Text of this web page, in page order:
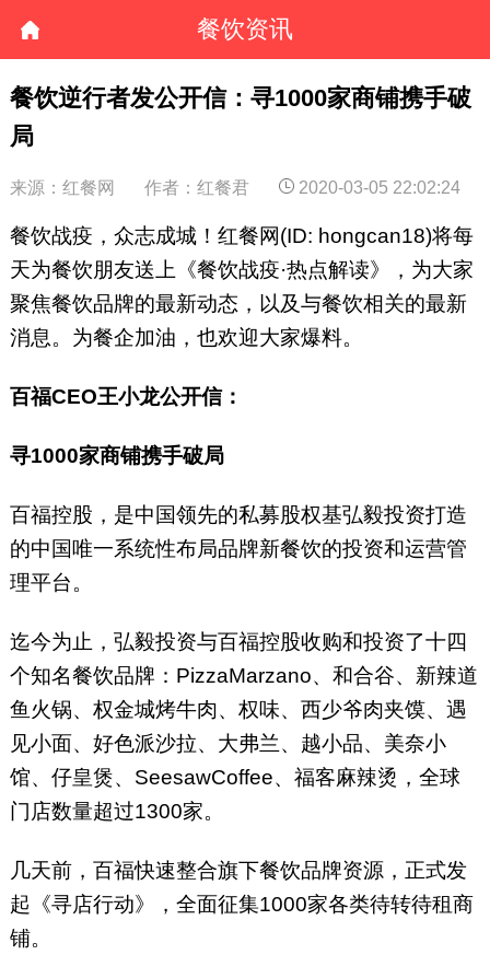
餐饮资讯
餐饮逆行者发公开信：寻1000家商铺携手破
局
来源：红餐网 作者：红餐君 2020-03-05 22:02:24
餐饮战疫，众志成城！红餐网(ID: hongcan18)将每
天为餐饮朋友送上《餐饮战疫·热点解读》，为大家
聚焦餐饮品牌的最新动态，以及与餐饮相关的最新
消息。为餐企加油，也欢迎大家爆料。
百福CEO王小龙公开信：
寻1000家商铺携手破局
百福控股，是中国领先的私募股权基弘毅投资打造
的中国唯一系统性布局品牌新餐饮的投资和运营管
理平台。
迄今为止，弘毅投资与百福控股收购和投资了十四
个知名餐饮品牌：PizzaMarzano、和合谷、新辣道
鱼火锅、权金城烤牛肉、权味、西少爷肉夹馍、遇
见小面、好色派沙拉、大弗兰、越小品、美奈小
馆、仔皇煲、SeesawCoffee、福客麻辣烫，全球
门店数量超过1300家。
几天前，百福快速整合旗下餐饮品牌资源，正式发
起《寻店行动》，全面征集1000家各类待转待租商
铺。